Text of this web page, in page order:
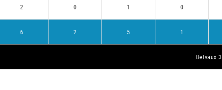
2 0 1 0
6 2 5 1
Belvaux 3